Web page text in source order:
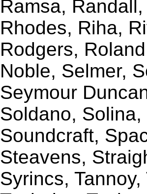
Ramsa,
Rhodes, Riha,
Rodgers,
Noble, Selmer,
Seymour
Soldano,
Soundcraft,
Steavens,
Syrincs,